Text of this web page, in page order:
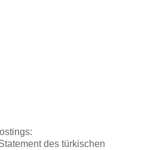
des türkischen